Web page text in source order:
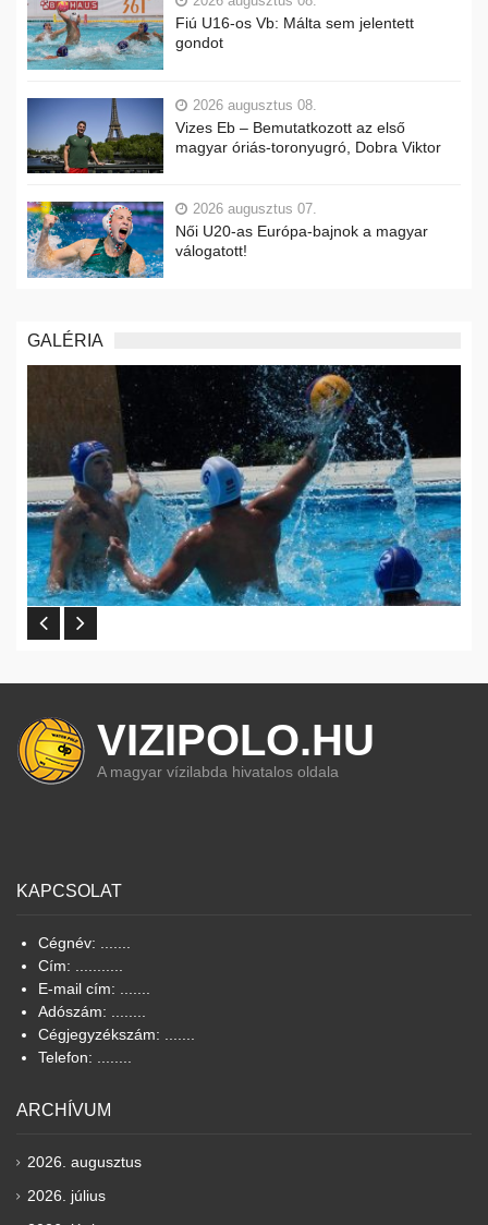
Fiú U16-os Vb: Málta sem jelentett
gondot
2026 augusztus 08.
Vizes Eb – Bemutatkozott az első
magyar óriás-toronyugró, Dobra Viktor
2026 augusztus 07.
Női U20-as Európa-bajnok a magyar
válogatott!
GALÉRIA
VIZIPOLO.HU
A magyar vízilabda hivatalos oldala
KAPCSOLAT
Cégnév: .......
Cím: ...........
E-mail cím: .......
Adószám: ........
Cégjegyzékszám: .......
Telefon: ........
ARCHÍVUM
2026. augusztus
2026. július